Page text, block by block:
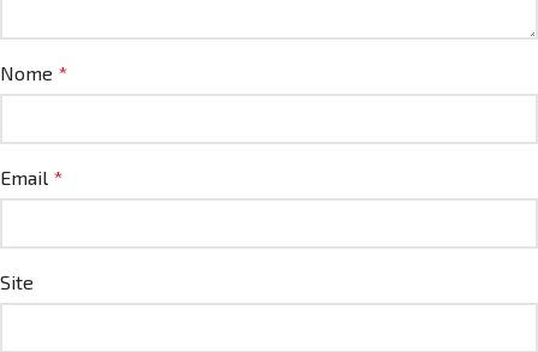
Nome *
Email *
Site